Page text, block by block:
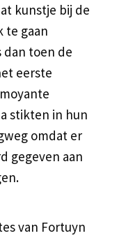
kunstje bij de
te gaan
dan toen de
eerste
stikten in hun
omdat er
gegeven aan
van Fortuyn